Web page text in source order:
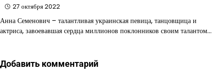
27 октября 2022
Анна Семенович – талантливая украинская певица, танцовщица и
актриса, завоевавшая сердца миллионов поклонников своим талантом…
Добавить комментарий